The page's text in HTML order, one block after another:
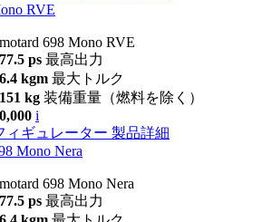
RVE
698 Mono RVE
77.5 ps 最高出力
6.4 kgm 最大トルク
151 kg 装備重量（燃料を除く）
i
ィギュレーター 製品詳細
Mono Nera
698 Mono Nera
77.5 ps 最高出力